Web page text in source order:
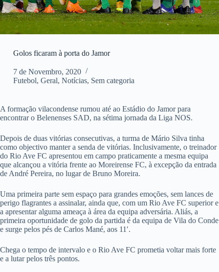
Golos ficaram à porta do Jamor
7 de Novembro, 2020
Futebol, Geral, Notícias, Sem categoria
A formação vilacondense rumou até ao Estádio do Jamor para
encontrar o Belenenses SAD, na sétima jornada da Liga NOS.
Depois de duas vitórias consecutivas, a turma de Mário Silva tinha
como objectivo manter a senda de vitórias. Inclusivamente, o treinador
do Rio Ave FC apresentou em campo praticamente a mesma equipa
que alcançou a vitória frente ao Moreirense FC, à excepção da entrada
de André Pereira, no lugar de Bruno Moreira.
Uma primeira parte sem espaço para grandes emoções, sem lances de
perigo flagrantes a assinalar, ainda que, com um Rio Ave FC superior e
a apresentar alguma ameaça à área da equipa adversária. Aliás, a
primeira oportunidade de golo da partida é da equipa de Vila do Conde
e surge pelos pés de Carlos Mané, aos 11′.
Chega o tempo de intervalo e o Rio Ave FC prometia voltar mais forte
e a lutar pelos três pontos.